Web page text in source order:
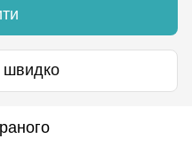
швидко